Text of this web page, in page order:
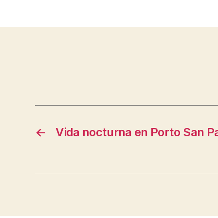
← Vida nocturna en Porto San